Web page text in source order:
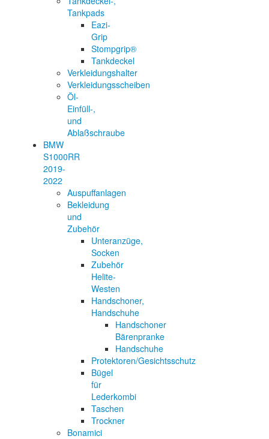
Tankpads
Eazi-
Grip
Stompgrip®
Tankdeckel
Verkleidungshalter
Verkleidungsscheiben
Öl-
Einfüll-,
und
Ablaßschraube
BMW
S1000RR
2019-
2022
Auspuffanlagen
Bekleidung
und
Zubehör
Unteranzüge,
Socken
Zubehör
Helite-
Westen
Handschoner,
Handschuhe
Handschoner
Bärenpranke
Handschuhe
Protektoren/Gesichtsschutz
Bügel
für
Lederkombi
Taschen
Trockner
Bonamici